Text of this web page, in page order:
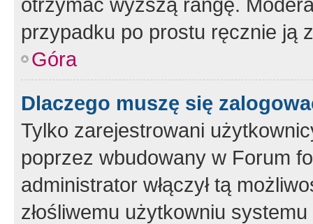
przypadku po prostu ręcznie ją
Góra
Dlaczego muszę się
Tylko zarejestrowani
poprzez wbudowany w Forum
administrator włączył tą
złośliwemu użytkowniu